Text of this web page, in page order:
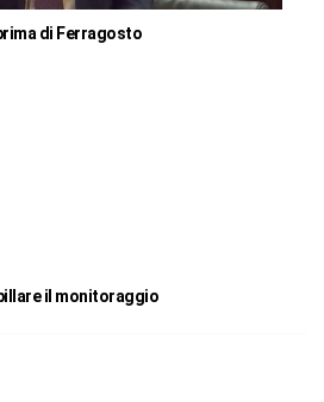
di Ferragosto
il monitoraggio